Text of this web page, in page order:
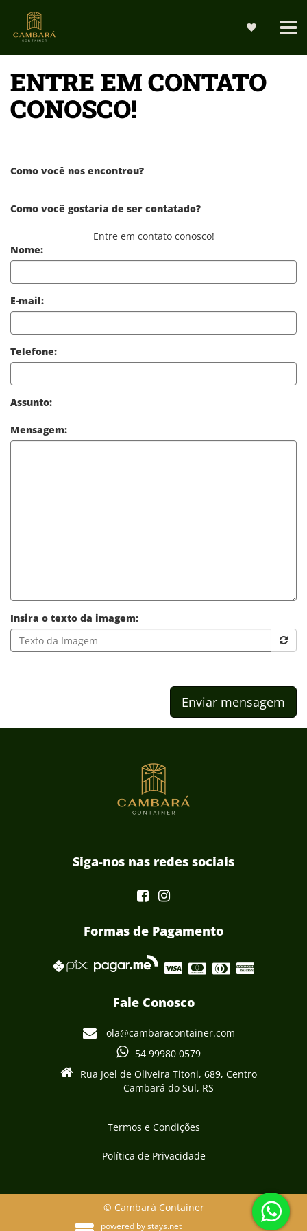
ENTRE EM CONTATO
CONOSCO!
Como você nos encontrou?
Como você gostaria de ser contatado?
Entre em contato conosco!
Nome:
E-mail:
Telefone:
Assunto:
Mensagem:
Insira o texto da imagem:
Enviar mensagem
Siga-nos nas redes sociais
Formas de Pagamento
Fale Conosco
ola@cambaracontainer.com
54 99980 0579
Rua Joel de Oliveira Titoni, 689, Centro
Cambará do Sul, RS
Termos e Condições
Política de Privacidade
© Cambará Container
powered bystays.net